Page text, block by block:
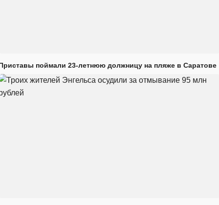
поймали 23-летнюю должницу на пляже в Саратове